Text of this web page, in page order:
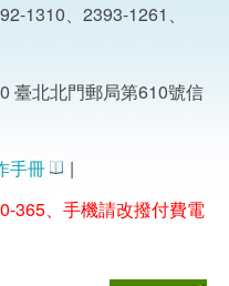
1310、2393-1261、
臺北北門郵局第610號信
手冊
|
365、手機請改撥付費電